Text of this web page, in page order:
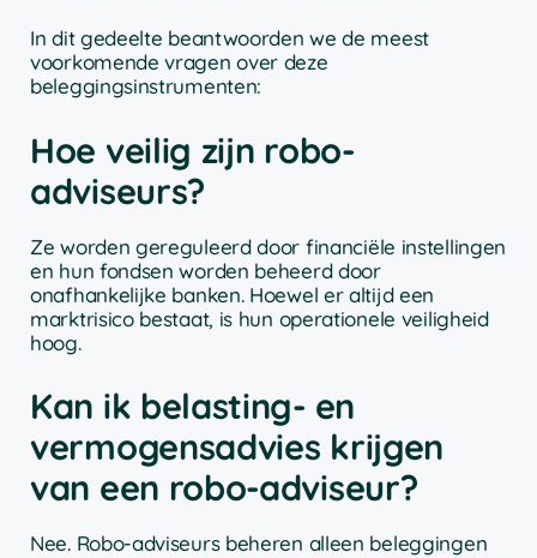
In dit gedeelte beantwoorden we de meest
voorkomende vragen over deze
beleggingsinstrumenten:
Hoe veilig zijn robo-
adviseurs?
Ze worden gereguleerd door financiële instellingen
en hun fondsen worden beheerd door
onafhankelijke banken. Hoewel er altijd een
marktrisico bestaat, is hun operationele veiligheid
hoog.
Kan ik belasting- en
vermogensadvies krijgen
van een robo-adviseur?
Nee. Robo-adviseurs beheren alleen beleggingen